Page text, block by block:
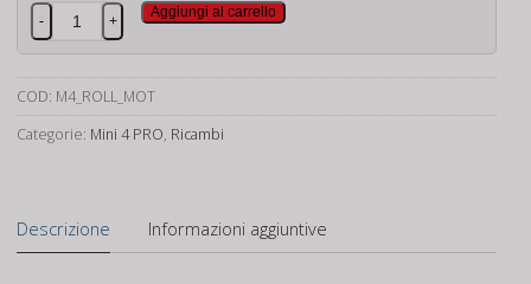
Mini
4
Roll
Motor
quantità
- +
Aggiungi al carrello
COD: M4_ROLL_MOT
Categorie: Mini 4 PRO, Ricambi
Descrizione Informazioni aggiuntive